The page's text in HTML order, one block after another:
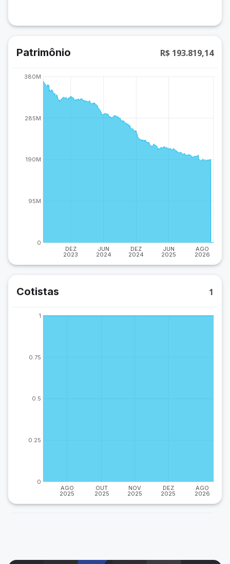
Patrimônio R$ 193.819,14
DEZ
2023
JUN
2024
DEZ
2024
JUN
2025
AGO
2026
0
95M
190M
285M
380M
Cotistas 1
AGO
2025
OUT
2025
NOV
2025
DEZ
2025
AGO
2026
0
0.25
0.5
0.75
1